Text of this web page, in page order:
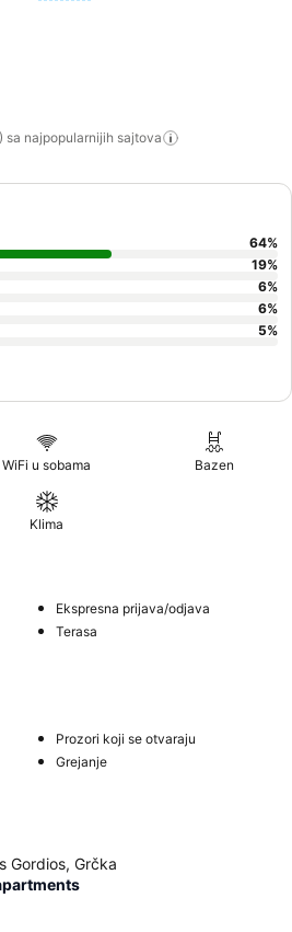
sa najpopularnijih sajtova
64%
19%
6%
6%
5%
WiFi u sobama Bazen
Klima
Ekspresna prijava/odjava
Terasa
Prozori koji se otvaraju
Grejanje
Gordios, Grčka